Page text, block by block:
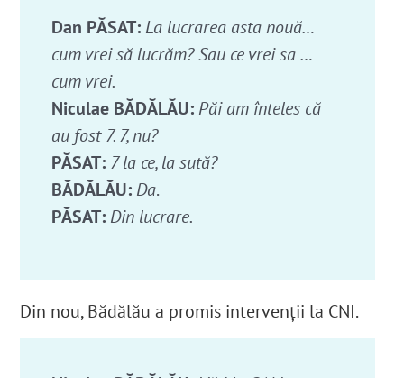
Dan PĂSAT: La lucrarea asta nouă…
cum vrei să lucrăm? Sau ce vrei sa …
cum vrei.
Niculae BĂDĂLĂU: Păi am înteles că
au fost 7. 7, nu?
PĂSAT: 7 la ce, la sută?
BĂDĂLĂU: Da.
PĂSAT: Din lucrare.
Din nou, Bădălău a promis intervenții la CNI.